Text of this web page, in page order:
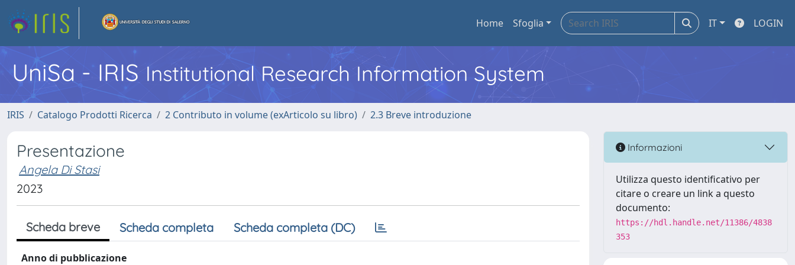
Home Sfoglia IT LOGIN
UniSa - IRIS Institutional Research Information System
IRIS Catalogo Prodotti Ricerca 2 Contributo in volume (exArticolo su libro) 2.3 Breve introduzione
Presentazione
Angela Di Stasi
2023
Scheda breve Scheda completa Scheda completa (DC)
Anno di pubblicazione
Informazioni
Utilizza questo identificativo per
citare o creare un link a questo
documento:
https://hdl.handle.net/11386/4838
353